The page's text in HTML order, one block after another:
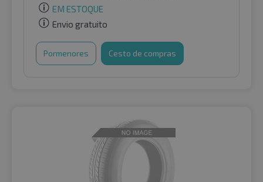
EM ESTOQUE
Envio gratuito
Pormenores Cesto de compras